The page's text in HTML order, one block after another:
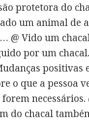
protetora do
um animal de
@ Vido um
por um
positivas
o que a pessoa
do chacal